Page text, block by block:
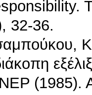
32-36.
(1985).